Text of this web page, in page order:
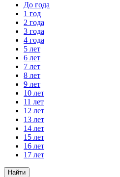
До года
1 год
2 года
3 года
4 года
5 лет
6 лет
7 лет
8 лет
9 лет
10 лет
11 лет
12 лет
13 лет
14 лет
15 лет
16 лет
17 лет
Найти